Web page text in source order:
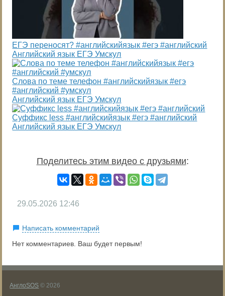
ЕГЭ переносят? #английскийязык #егэ #английский
Английский язык ЕГЭ Умскул
Слова по теме телефон #английскийязык #егэ
#английский #умскул
Английский язык ЕГЭ Умскул
Суффикс less #английскийязык #егэ #английский
Английский язык ЕГЭ Умскул
Поделитесь этим видео с друзьями:
29.05.2026 12:46
Написать комментарий
Нет комментариев. Ваш будет первым!
АнглоSOS © 2026